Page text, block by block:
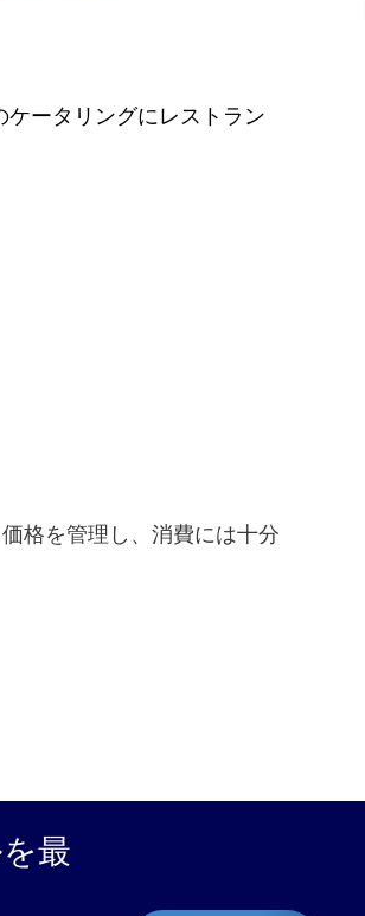
ータリングにレストラン
格を管理し、消費には十分
最